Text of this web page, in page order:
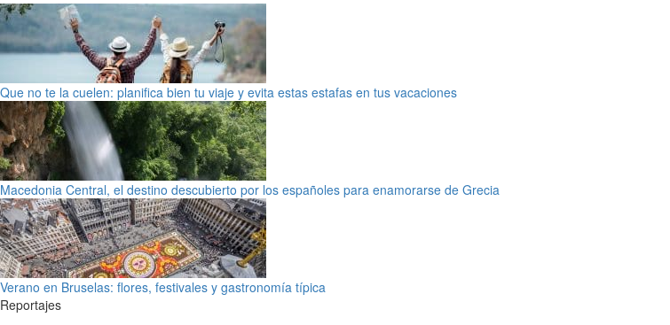
Que no te la cuelen: planifica bien tu viaje y evita estas estafas en tus vacaciones
Macedonia Central, el destino descubierto por los españoles para enamorarse de Grecia
Verano en Bruselas: flores, festivales y gastronomía típica
Reportajes